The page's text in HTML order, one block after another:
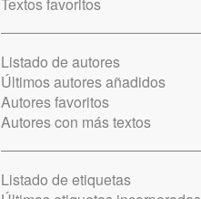
Textos favoritos
Listado de autores
Últimos autores añadidos
Autores favoritos
Autores con más textos
Listado de etiquetas